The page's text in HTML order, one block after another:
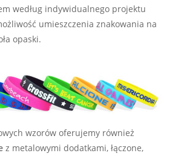
według indywidualnego projektu
umieszczenia znakowania na
opaski.
wzorów oferujemy również
z metalowymi dodatkami, łączone,